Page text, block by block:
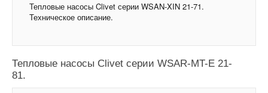
Тепловые насосы Clivet серии WSAN-XIN 21-71.
Техническое описание.
Тепловые насосы Clivet серии WSAR-MT-E 21-
81.